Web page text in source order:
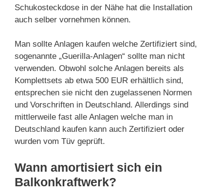
Schukosteckdose in der Nähe hat die Installation
auch selber vornehmen können.
Man sollte Anlagen kaufen welche Zertifiziert sind,
sogenannte „Guerilla-Anlagen“ sollte man nicht
verwenden. Obwohl solche Anlagen bereits als
Komplettsets ab etwa 500 EUR erhältlich sind,
entsprechen sie nicht den zugelassenen Normen
und Vorschriften in Deutschland. Allerdings sind
mittlerweile fast alle Anlagen welche man in
Deutschland kaufen kann auch Zertifiziert oder
wurden vom Tüv geprüft.
Wann amortisiert sich ein
Balkonkraftwerk?